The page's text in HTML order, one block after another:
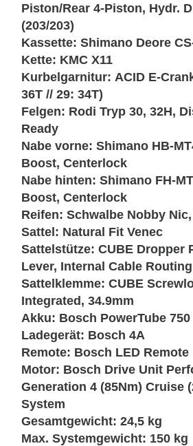
Piston/Rear 4-Piston, Hydr.
(203/203)
Kassette:Shimano Deore
Kette: KMC X11
Kurbelgarnitur: ACID E-
36T // 29: 34T)
Felgen: Rodi Tryp 30, 32H,
Ready
Nabe vorne:Shimano HB-
Boost, Centerlock
Nabe hinten:Shimano FH-
Boost, Centerlock
Reifen:Schwalbe Nobby
Sattel: Natural Fit Venec
Sattelstütze:CUBE Dropper
Lever, Internal Cable
Sattelklemme:CUBE
Integrated, 34.9mm
Akku: Bosch PowerTube 750
Ladegerät: Bosch 4A
Remote: Bosch LED Remote
Motor: Bosch Drive Unit
Generation 4 (85Nm) Cruise
System
Gesamtgewicht:24,5 kg
Max. Systemgewicht: 150 kg